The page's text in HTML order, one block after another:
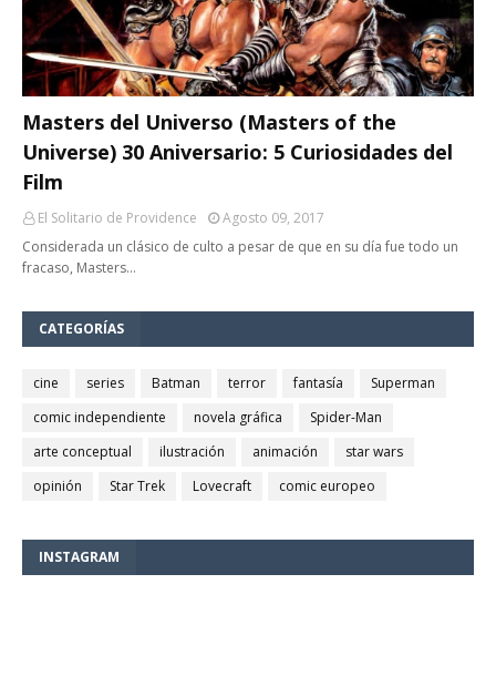
Masters del Universo (Masters of the
Universe) 30 Aniversario: 5 Curiosidades del
Film
El Solitario de Providence
Agosto 09, 2017
Considerada un clásico de culto a pesar de que en su día fue todo un
fracaso, Masters…
CATEGORÍAS
cine series Batman terror fantasía
Superman
comic independiente
novela gráfica
Spider-Man
arte conceptual
ilustración animación
star wars
opinión
Star Trek Lovecraft comic europeo
INSTAGRAM